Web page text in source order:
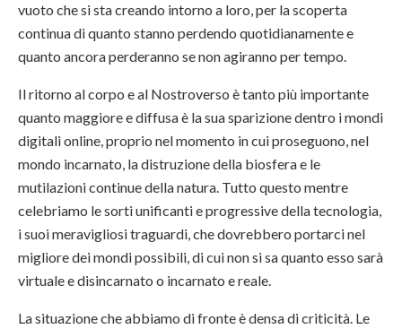
vuoto che si sta creando intorno a loro, per la scoperta
continua di quanto stanno perdendo quotidianamente e
quanto ancora perderanno se non agiranno per tempo.
Il ritorno al corpo e al Nostroverso è tanto più importante
quanto maggiore e diffusa è la sua sparizione dentro i mondi
digitali online, proprio nel momento in cui proseguono, nel
mondo incarnato, la distruzione della biosfera e le
mutilazioni continue della natura. Tutto questo mentre
celebriamo le sorti unificanti e progressive della tecnologia,
i suoi meravigliosi traguardi, che dovrebbero portarci nel
migliore dei mondi possibili, di cui non si sa quanto esso sarà
virtuale e disincarnato o incarnato e reale.
La situazione che abbiamo di fronte è densa di criticità. Le